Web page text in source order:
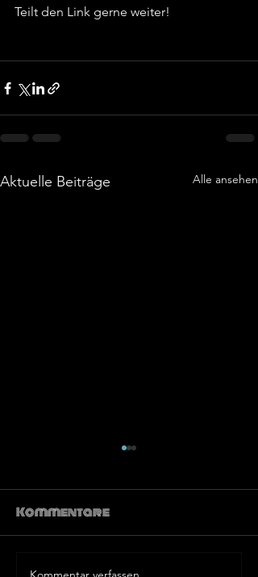
Teilt den Link gerne weiter!
Aktuelle Beiträge Alle ansehen
Kommentare